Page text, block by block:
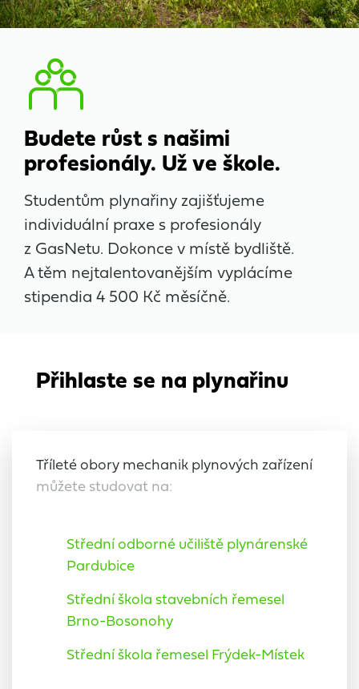
Budete růst s našimi
profesionály. Už ve škole.
Studentům plynařiny zajišťujeme
individuální praxe s profesionály
z GasNetu. Dokonce v místě bydliště.
A těm nejtalentovanějším vyplácíme
stipendia 4 500 Kč měsíčně.
Přihlaste se na plynařinu
Tříleté obory mechanik plynových zařízení
můžete studovat na:
Střední odborné učiliště plynárenské
Pardubice
Střední škola stavebních řemesel
Brno-Bosonohy
Střední škola řemesel Frýdek-Místek